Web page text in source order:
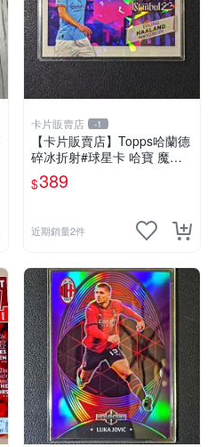
卡片販賣店 -1
【卡片販賣店】Topps哈蘭德
碎冰折射#球星卡 哈寶 魔人
布歐 曼城 英超
$389
近期銷量2件